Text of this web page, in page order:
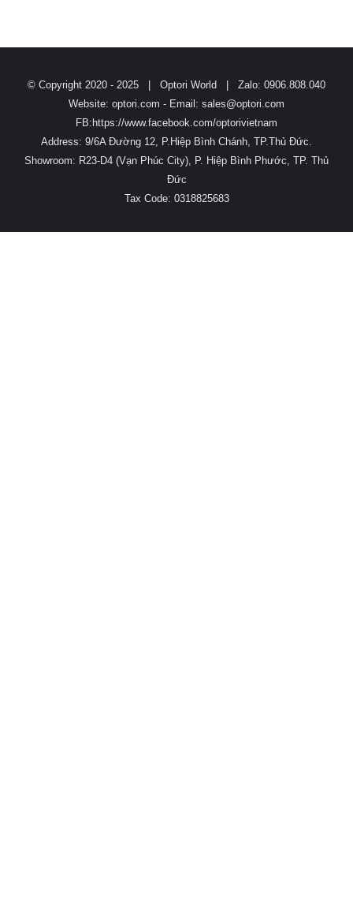
© Copyright 2020 - 2025 | Optori World | Zalo: 0906.808.040
Website: optori.com - Email: sales@optori.com
FB:https://www.facebook.com/optorivietnam
Address: 9/6A Đường 12, P.Hiệp Bình Chánh, TP.Thủ Đức.
Showroom: R23-D4 (Vạn Phúc City), P. Hiệp Bình Phước, TP. Thủ
Đức
Tax Code: 0318825683